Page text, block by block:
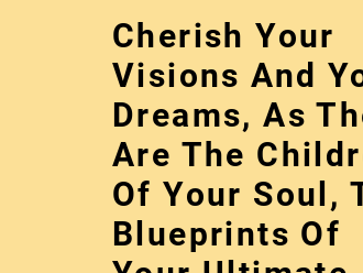
Cherish Your
Visions And
Dreams, As
Are The
Of Your Soul,
Blueprints Of